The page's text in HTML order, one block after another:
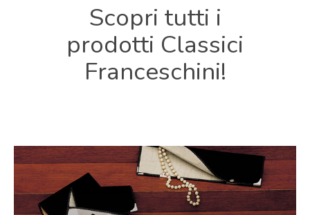
Scopri tutti i
prodotti Classici
Franceschini!